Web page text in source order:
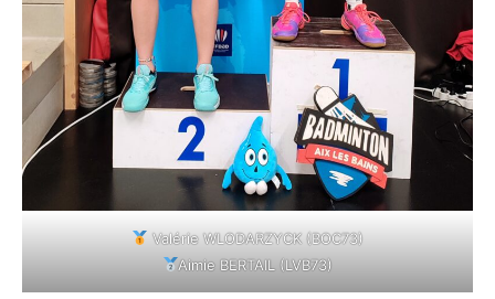
Valérie WLODARZYCK (BOC73)
Aimie BERTAIL (LVB73)